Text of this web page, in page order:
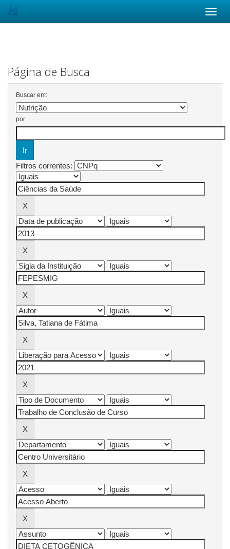
Página de Busca
Buscar em:
por
Filtros correntes: